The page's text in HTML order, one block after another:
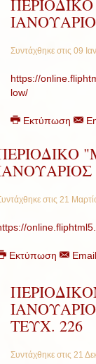
Συντάχθηκε στις 09
https://
low/
Εκτύπωση
στις 21
Εκτύπωση Email
ΤΕΥΧ. 226
Συντάχθηκε στις 21